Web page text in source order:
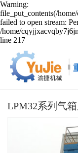
Warning:
file_put_contents(/
failed to open stream:
/home/
line 217
LPM32系列气